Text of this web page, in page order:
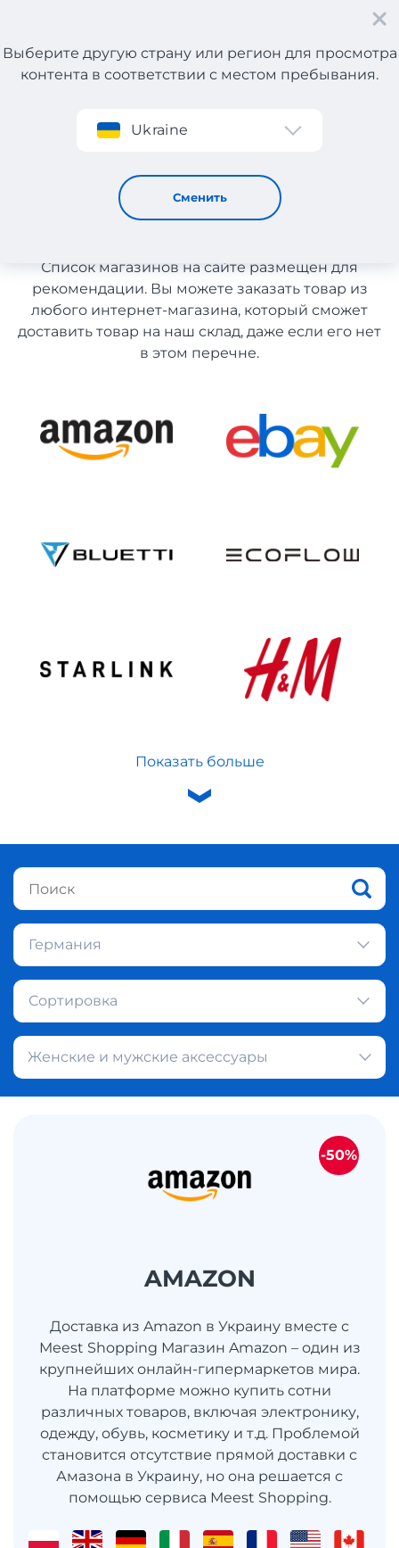
Регистрация
Выберите другую страну или регион для просмотра
контента в соответствии с местом пребывания.
Ukraine
Сменить
Женские и мужские аксессуары с Германии
Женские и мужские
аксессуары с Германии
Список магазинов на сайте размещен для
рекомендации. Вы можете заказать товар из
любого интернет-магазина, который сможет
доставить товар на наш склад, даже если его нет
в этом перечне.
Показать больше
Германия
Сортировка
Женские и мужские аксессуары
AMAZON
Доставка из Amazon в Украину вместе с
Meest Shopping Магазин Amazon – один из
крупнейших онлайн-гипермаркетов мира.
На платформе можно купить сотни
различных товаров, включая электронику,
одежду, обувь, косметику и т.д. Проблемой
становится отсутствие прямой доставки с
Амазона в Украину, но она решается с
помощью сервиса Meest Shopping.
-50%